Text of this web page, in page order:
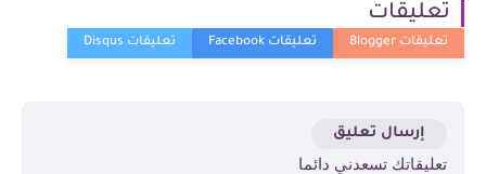
تعليقات
إرسال تعليق
تعليقاتك تسعدني دائما